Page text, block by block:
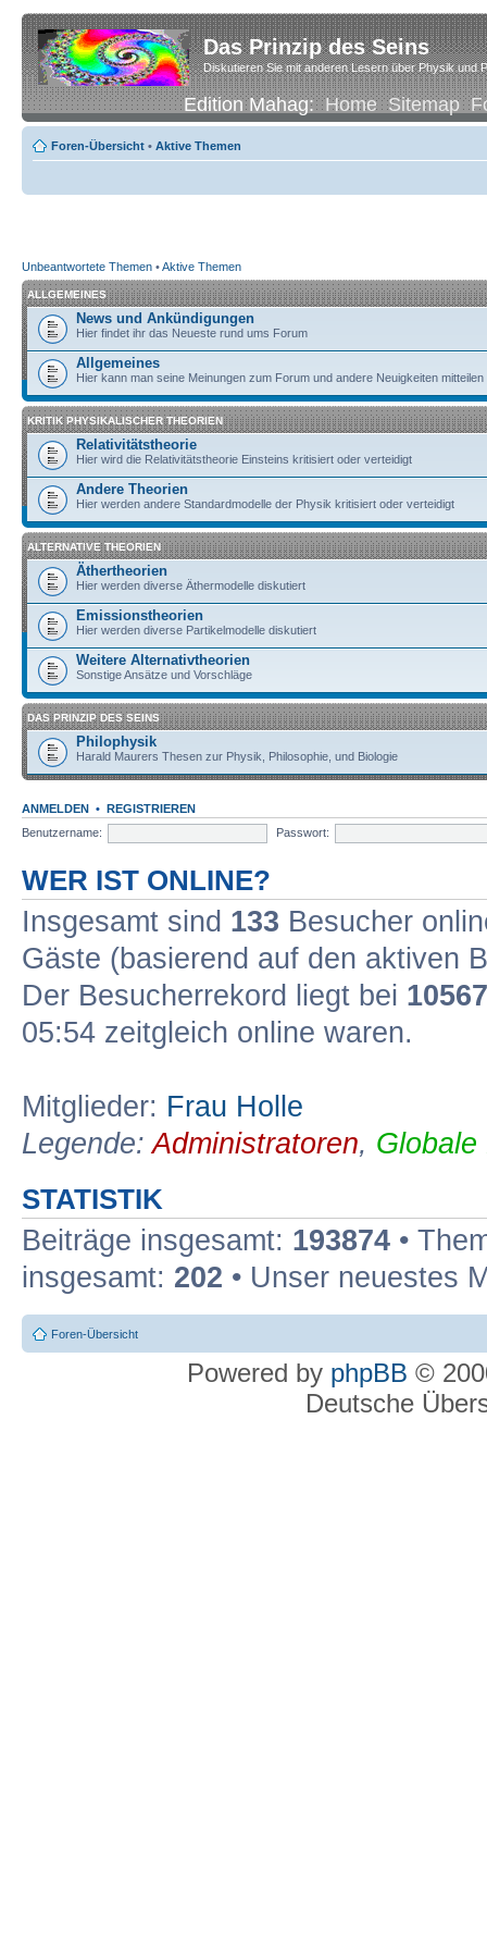
Das Prinzip des Seins
Diskutieren Sie mit anderen Lesern über Physik und
Edition Mahag:Home Sitemap
Foren-Übersicht • Aktive Themen
Unbeantwortete Themen •Aktive Themen
ALLGEMEINES
News und Ankündigungen
Hier findet ihr das Neueste rund ums Forum
Allgemeines
Hier kann man seine Meinungen zum Forum und andere Neuigkeiten mitteilen
KRITIK PHYSIKALISCHER THEORIEN
Relativitätstheorie
Hier wird die Relativitätstheorie Einsteins kritisiert oder verteidigt
Andere Theorien
Hier werden andere Standardmodelle der Physik kritisiert oder verteidigt
ALTERNATIVE THEORIEN
Äthertheorien
Hier werden diverse Äthermodelle diskutiert
Emissionstheorien
Hier werden diverse Partikelmodelle diskutiert
Weitere Alternativtheorien
Sonstige Ansätze und Vorschläge
DAS PRINZIP DES SEINS
Philophysik
Harald Maurers Thesen zur Physik, Philosophie, und Biologie
ANMELDEN • REGISTRIEREN
Benutzername:
Passwort:
WER IST ONLINE?
Insgesamt sind 133 Besucher
Gäste (basierend auf den aktiven
Der Besucherrekord liegt bei 10567
05:54 zeitgleich online waren.
Mitglieder: Frau Holle
Legende:Administratoren, Globale
STATISTIK
Beiträge insgesamt: 193874 •
insgesamt: 202 • Unser neuestes
Foren-Übersicht
Powered by phpBB ©
Deutsche